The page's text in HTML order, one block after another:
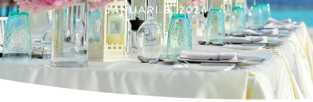
JANUARI 8, 2024